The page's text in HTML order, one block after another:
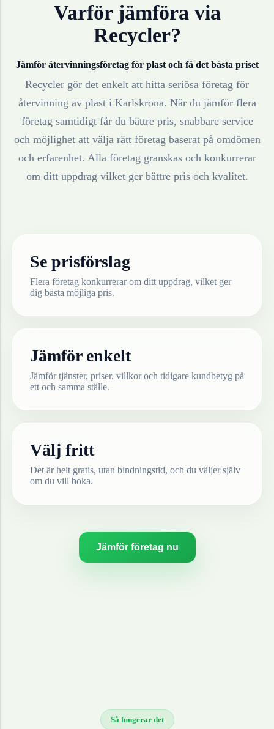
Varför jämföra via
Recycler?
Jämför återvinningsföretag för plastoch få det bästa priset
Recycler gör det enkelt att hitta seriösa företag för
återvinning av plasti Karlskrona. När du jämför flera
företag samtidigt får du bättre pris, snabbare service
och möjlighet att välja rätt företag baserat på omdömen
och erfarenhet. Alla företag granskas och konkurrerar
om ditt uppdrag vilket ger bättre pris och kvalitet.
Se prisförslag
Flera företag konkurrerar om ditt uppdrag, vilket ger
dig bästa möjliga pris.
Jämför enkelt
Jämför tjänster, priser, villkor och tidigare kundbetyg på
ett och samma ställe.
Välj fritt
Det är helt gratis, utan bindningstid, och du väljer själv
om du vill boka.
Jämför företag nu
Så fungerar det